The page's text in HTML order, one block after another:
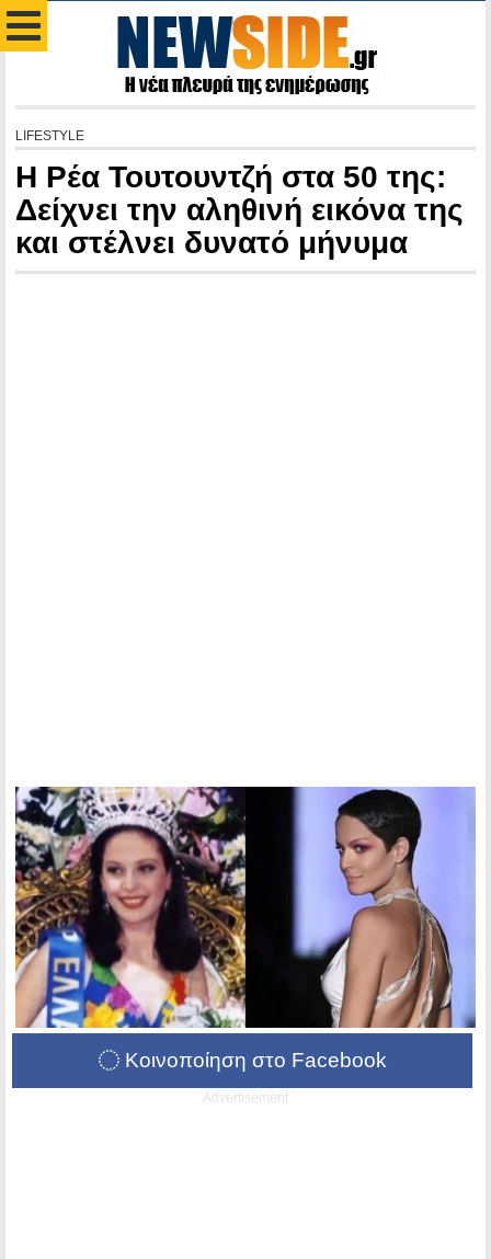
LIFESTYLE
Η Ρέα Τουτουντζή στα 50 της:
Δείχνει την αληθινή εικόνα της
και στέλνει δυνατό μήνυμα
Κοινοποίηση στο Facebook
Advertisement